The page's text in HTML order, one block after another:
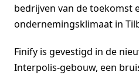
bedrijven van de toekomst
ondernemingsklimaat in
Finify is gevestigd in de
Interpolis-gebouw, een